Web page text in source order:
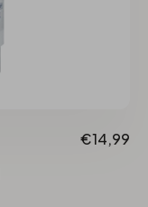
€14,99